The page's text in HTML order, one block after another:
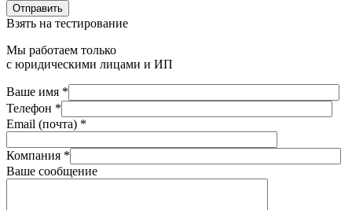
Отправить
Взять на тестирование
Мы работаем только
с юридическими лицами и ИП
Ваше имя *
Телефон *
Email (почта) *
Компания *
Ваше сообщение